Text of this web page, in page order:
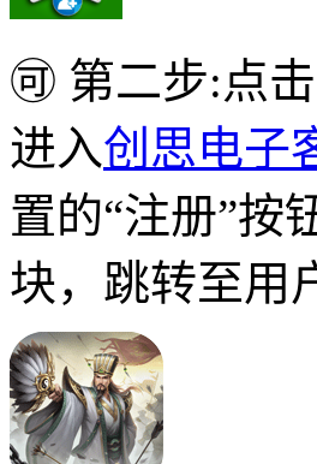
🉑 第二步:点
进入创思电子
置的“注册”按
块，跳转至用